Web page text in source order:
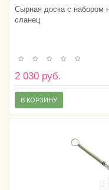
Сырная доска с набором
сланец
2 030 руб.
В КОРЗИНУ